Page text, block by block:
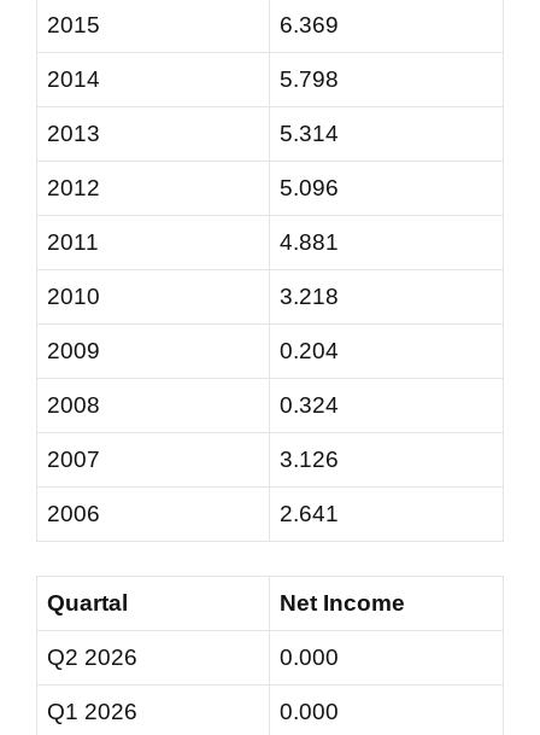
2015 6.369
2014 5.798
2013 5.314
2012 5.096
2011 4.881
2010 3.218
2009 0.204
2008 0.324
2007 3.126
2006 2.641
Quartal Net Income
Q2 2026 0.000
Q1 2026 0.000